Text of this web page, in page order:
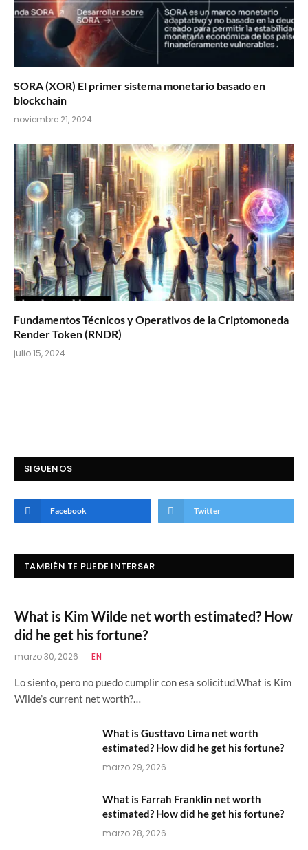
SORA (XOR) El primer sistema monetario basado en
blockchain
noviembre 21, 2024
Fundamentos Técnicos y Operativos de la Criptomoneda
Render Token (RNDR)
julio 15, 2024
SIGUENOS
Facebook Twitter
TAMBIÉN TE PUEDE INTERSAR
What is Kim Wilde net worth estimated? How
did he get his fortune?
marzo 30, 2026 EN
Lo siento, pero no puedo cumplir con esa solicitud.What is Kim
Wilde’s current net worth?…
What is Gusttavo Lima net worth
estimated? How did he get his fortune?
marzo 29, 2026
What is Farrah Franklin net worth
estimated? How did he get his fortune?
marzo 28, 2026